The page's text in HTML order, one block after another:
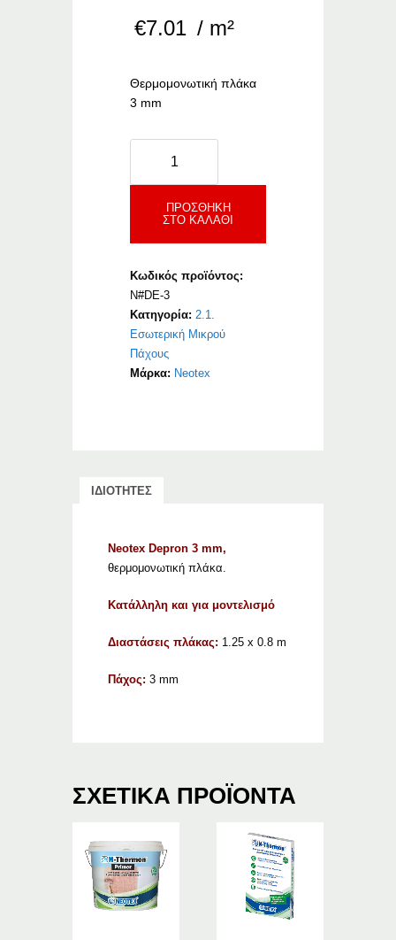
€7.01 / m²
Θερμομονωτική πλάκα
3 mm
3
ποσότητα
ΠΡΟΣΘΉΚΗ
ΣΤΟ ΚΑΛΆΘΙ
Κωδικός προϊόντος:
N#DE-3
Κατηγορία:2.1.
Εσωτερική Μικρού
Πάχους
Μάρκα: Neotex
ΙΔΙΟΤΗΤΕΣ
Neotex Depron 3 mm,
θερμομονωτική πλάκα.
Κατάλληλη και για μοντελισμό
Διαστάσεις πλάκας: 1.25 x 0.8 m
Πάχος: 3 mm
ΣΧΕΤΙΚΆ ΠΡΟΪΌΝΤΑ